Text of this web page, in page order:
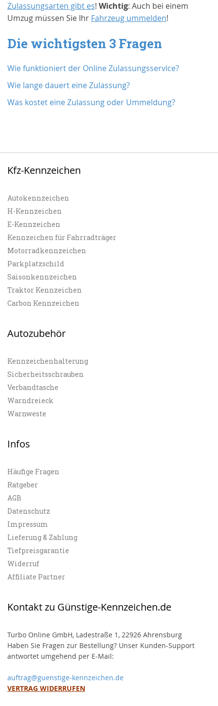
Zulassungsarten gibt es! Wichtig: Auch bei einem
Umzug müssen Sie Ihr Fahrzeug ummelden!
Die wichtigsten 3 Fragen
Wie funktioniert der Online Zulassungsservice?
Wie lange dauert eine Zulassung?
Was kostet eine Zulassung oder Ummeldung?
Kfz-Kennzeichen
Autokennzeichen
H-Kennzeichen
E-Kennzeichen
Kennzeichen für Fahrradträger
Motorradkennzeichen
Parkplatzschild
Saisonkennzeichen
Traktor Kennzeichen
Carbon Kennzeichen
Autozubehör
Kennzeichenhalterung
Sicherheitsschrauben
Verbandtasche
Warndreieck
Warnweste
Infos
Häufige Fragen
Ratgeber
AGB
Datenschutz
Impressum
Lieferung & Zahlung
Tiefpreisgarantie
Widerruf
Affiliate Partner
Kontakt zu Günstige-Kennzeichen.de
Turbo Online GmbH, Ladestraße 1, 22926 Ahrensburg
Haben Sie Fragen zur Bestellung? Unser Kunden-Support
antwortet umgehend per E-Mail:
auftrag@guenstige-kennzeichen.de
VERTRAG WIDERRUFEN